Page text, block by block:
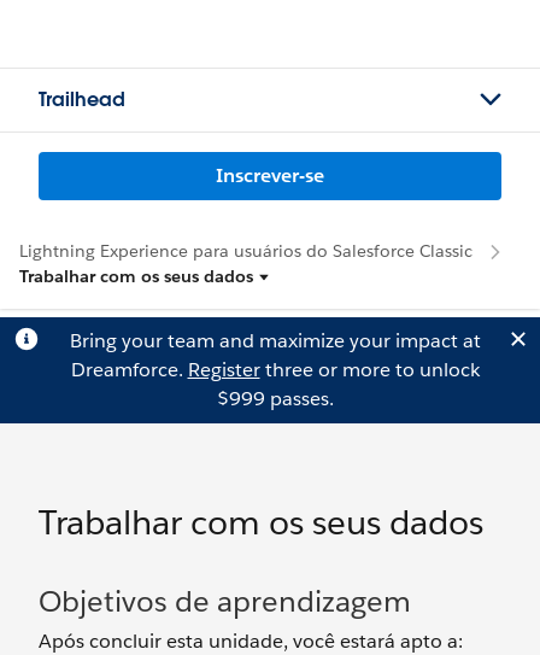
Trailhead
Inscrever-se
Lightning Experience para usuários do Salesforce Classic
Trabalhar com os seus dados
Bring your team and maximize your impact at
Dreamforce. Registerthree or more to unlock
$999 passes.
Trabalhar com os seus dados
Objetivos de aprendizagem
Após concluir esta unidade, você estará apto a: